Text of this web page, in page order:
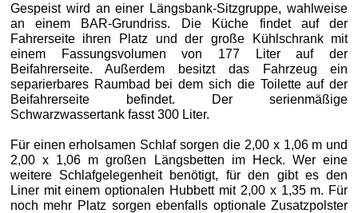
Gespeist wird an einer Längsbank-Sitzgruppe, wahlweise
an einem BAR‑Grundriss. Die Küche findet auf der
Fahrerseite ihren Platz und der große Kühlschrank mit
einem Fassungsvolumen von 177 Liter auf der
Beifahrerseite. Außerdem besitzt das Fahrzeug ein
separierbares Raumbad bei dem sich die Toilette auf der
Beifahrerseite befindet. Der serienmäßige
Schwarzwassertank fasst 300 Liter.
Für einen erholsamen Schlaf sorgen die 2,00 x 1,06 m und
2,00 x 1,06 m großen Längsbetten im Heck. Wer eine
weitere Schlafgelegenheit benötigt, für den gibt es den
Liner mit einem optionalen Hubbett mit 2,00 x 1,35 m. Für
noch mehr Platz sorgen ebenfalls optionale Zusatzpolster